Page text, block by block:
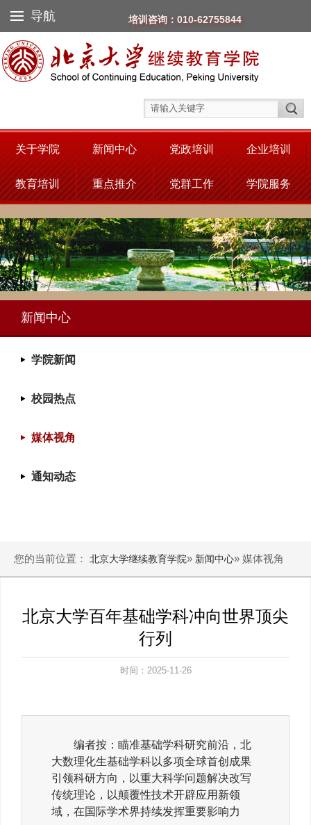
导航 培训咨询：010-62755844
关于学院 新闻中心 党政培训 企业培训
教育培训 重点推介 党群工作 学院服务
新闻中心
学院新闻
校园热点
媒体视角
通知动态
您的当前位置： 北京大学继续教育学院» 新闻中心» 媒体视角
北京大学百年基础学科冲向世界顶尖
行列
时间：2025-11-26
编者按：瞄准基础学科研究前沿，北
大数理化生基础学科以多项全球首创成果
引领科研方向，以重大科学问题解决改写
传统理论，以颠覆性技术开辟应用新领
域，在国际学术界持续发挥重要影响力